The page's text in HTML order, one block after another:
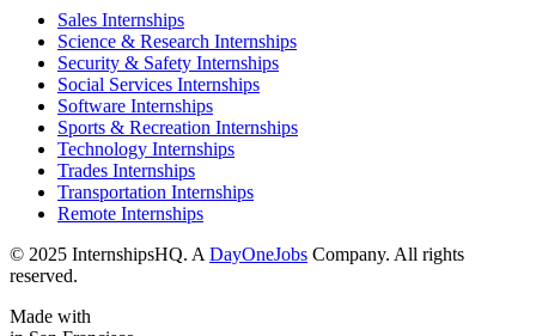
Sales Internships
Science & Research Internships
Security & Safety Internships
Social Services Internships
Software Internships
Sports & Recreation Internships
Technology Internships
Trades Internships
Transportation Internships
Remote Internships
© 2025 InternshipsHQ. A DayOneJobs Company. All rights
reserved.
Made with